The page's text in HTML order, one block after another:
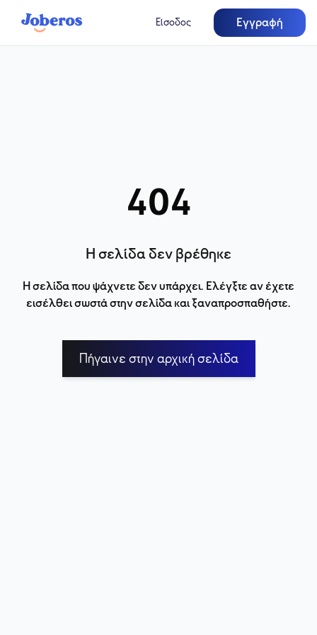
Είσοδος Εγγραφή
404
Η σελίδα δεν βρέθηκε
Η σελίδα που ψάχνετε δεν υπάρχει. Ελέγξτε αν έχετε
εισέλθει σωστά στην σελίδα και ξαναπροσπαθήστε.
Πήγαινε στην αρχική σελίδα